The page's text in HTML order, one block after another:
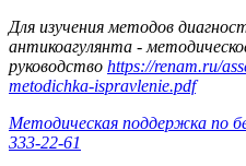
Для изучения методов
антикоагулянта -
руководство https://renam.ru/
metodichka-ispravlenie.pdf
Методическая поддержка по
333-22-61